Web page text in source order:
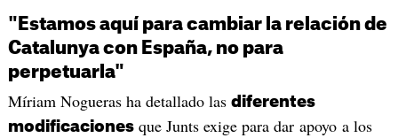
"Estamos aquí para cambiar la relación de
Catalunya con España, no para
perpetuarla"
Míriam Nogueras ha detallado las diferentes
modificacionesque Junts exige para dar apoyo a los